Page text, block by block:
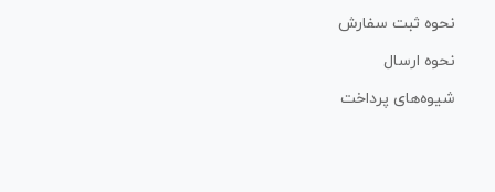
نحوه ثبت سفارش
نحوه ارسال
شیوه‌های پرداخت